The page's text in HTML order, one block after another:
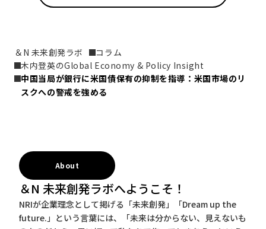
＆N 未来創発ラボ
コラム
木内登英のGlobal Economy & Policy Insight
中国当局が銀行に米国債保有の抑制を指導：米国市場のリ
スクへの警戒を強める
About
＆N 未来創発ラボへようこそ！
NRIが企業理念として掲げる「未来創発」「Dream up the
future.」という言葉には、「未来は分からない、見えないも